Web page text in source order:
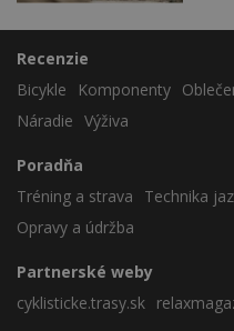
Recenzie
Bicykle
Komponenty
Náradie Výživa
Poradňa
Tréning a strava
Technika
Opravy a údržba
Partnerské weby
cyklisticke.trasy.sk